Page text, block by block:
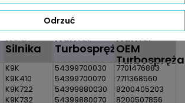
do turbosprężarki pasujący do pojazdu
Kod
Silnika
Numer
Turbosprężarki
Numer
OEM
K9K
K9K410
K9K722
K9K732
54399700030
54399700070
54399880030
54399880070
7701476883
7711368560
8200405203
8200507856
Odrzuć